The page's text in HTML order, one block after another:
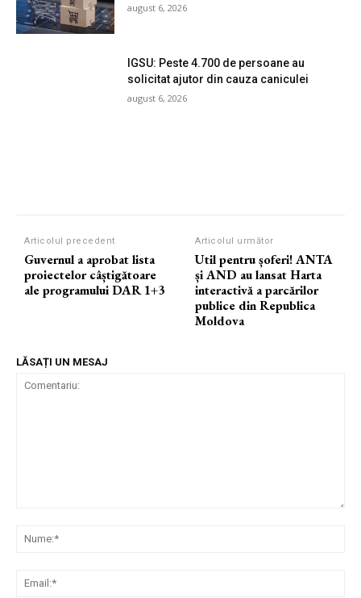
august 6, 2026
IGSU: Peste 4.700 de persoane au
solicitat ajutor din cauza caniculei
august 6, 2026
Articolul precedent
Guvernul a aprobat lista
proiectelor câștigătoare
ale programului DAR 1+3
Articolul următor
Util pentru șoferi! ANTA
și AND au lansat Harta
interactivă a parcărilor
publice din Republica
Moldova
LĂSAȚI UN MESAJ